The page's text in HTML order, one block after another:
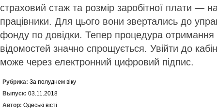
страховий стаж та розмір заробітної плати —
працівники. Для цього вони звертались до
фонду по довідки. Тепер процедура отримання
відомостей значно спрощується. Увійти до
може через електронний цифровий підпис.
Рубрика: За полуднем віку
Выпуск: 03.11.2018
Автор: Одеські вісті